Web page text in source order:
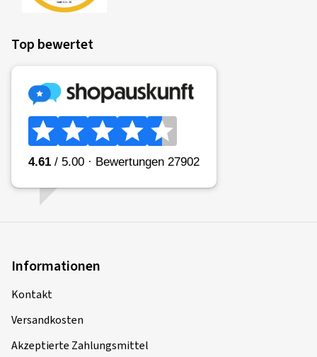
Top bewertet
Informationen
Kontakt
Versandkosten
Akzeptierte Zahlungsmittel